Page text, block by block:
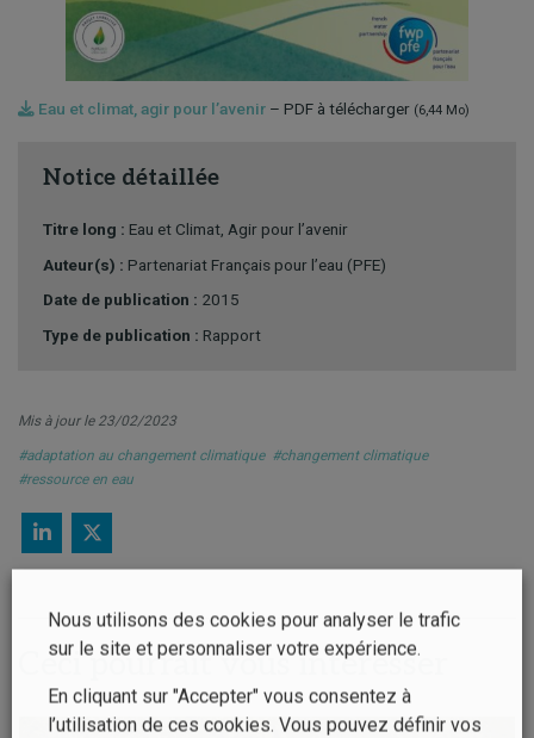
Eau et climat, agir pour l’avenir – PDF à télécharger (6,44 Mo)
Notice détaillée
Titre long : Eau et Climat, Agir pour l’avenir
Auteur(s) : Partenariat Français pour l’eau (PFE)
Date de publication : 2015
Type de publication : Rapport
Mis à jour le 23/02/2023
#adaptation au changement climatique #changement climatique
#ressource en eau
Ceci pourrait vous intéresser
Nous utilisons des cookies pour analyser le trafic
sur le site et personnaliser votre expérience.
En cliquant sur "Accepter" vous consentez à
l’utilisation de ces cookies. Vous pouvez définir vos